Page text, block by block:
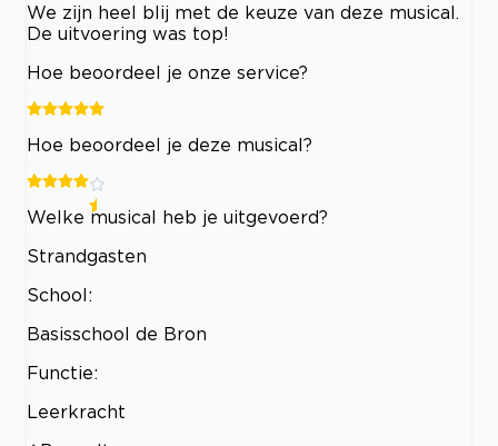
We zijn heel blij met de keuze van deze musical.
De uitvoering was top!
Hoe beoordeel je onze service?
Hoe beoordeel je deze musical?
Welke musical heb je uitgevoerd?
Strandgasten
School:
Basisschool de Bron
Functie:
Leerkracht